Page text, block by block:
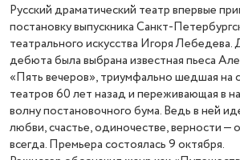
Русский драматический театр впервые
постановку выпускника Санкт-
театрального искусства Игоря Лебедева.
дебюта была выбрана известная пьеса
«Пять вечеров», триумфально шедшая на
театров 60 лет назад и переживающая в
волну постановочного бума. Ведь в ней
любви, счастье, одиночестве, верности —
всегда. Премьера состоялась 9 октября.